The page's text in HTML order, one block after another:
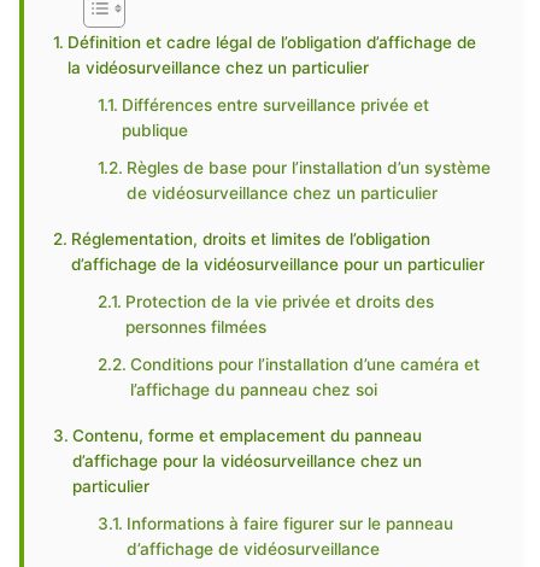
Définition et cadre légal de l’obligation d’affichage de
la vidéosurveillance chez un particulier
Différences entre surveillance privée et
publique
Règles de base pour l’installation d’un système
de vidéosurveillance chez un particulier
Réglementation, droits et limites de l’obligation
d’affichage de la vidéosurveillance pour un particulier
Protection de la vie privée et droits des
personnes filmées
Conditions pour l’installation d’une caméra et
l’affichage du panneau chez soi
Contenu, forme et emplacement du panneau
d’affichage pour la vidéosurveillance chez un
particulier
Informations à faire figurer sur le panneau
d’affichage de vidéosurveillance